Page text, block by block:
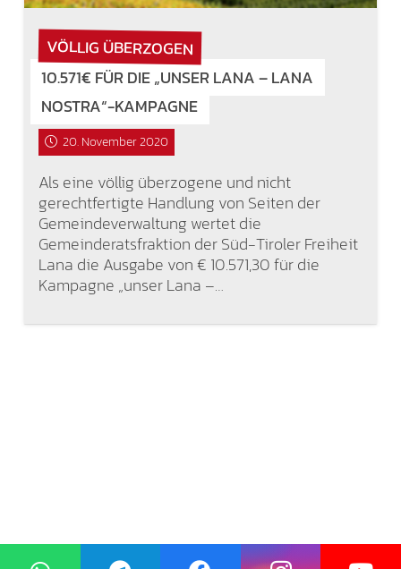
VÖLLIG ÜBERZOGEN
10.571€ FÜR DIE „UNSER LANA – LANA
NOSTRA“-KAMPAGNE
20. November 2020
Als eine völlig überzogene und nicht
gerechtfertigte Handlung von Seiten der
Gemeindeverwaltung wertet die
Gemeinderatsfraktion der Süd-Tiroler Freiheit
Lana die Ausgabe von € 10.571,30 für die
Kampagne „unser Lana –…